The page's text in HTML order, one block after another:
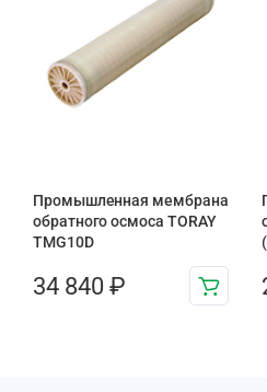
Промышленная мембрана
обратного осмоса TORAY
TMG10D
34 840 ₽